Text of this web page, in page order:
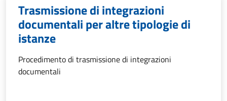
Trasmissione di integrazioni
documentali per altre tipologie di
istanze
Procedimento di trasmissione di integrazioni
documentali